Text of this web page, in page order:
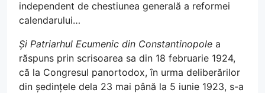
independent de chestiunea generală a reformei
calendarului…
Și Patriarhul Ecumenic din Constantinopole a
răspuns prin scrisoarea sa din 18 februarie 1924,
că la Congresul panortodox, în urma deliberărilor
din ședințele dela 23 mai până la 5 iunie 1923, s-a